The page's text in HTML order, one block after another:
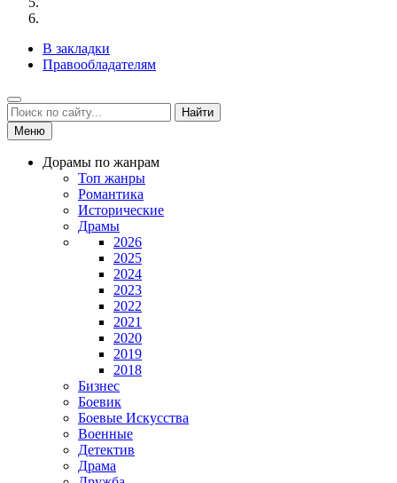
В закладки
Правообладателям
Найти
Меню
Дорамы по жанрам
Топ жанры
Романтика
Исторические
Драмы
2026
2025
2024
2023
2022
2021
2020
2019
2018
Бизнес
Боевик
Боевые Искусства
Военные
Детектив
Драма